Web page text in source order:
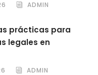
ADMIN
prácticas para
legales en
ADMIN